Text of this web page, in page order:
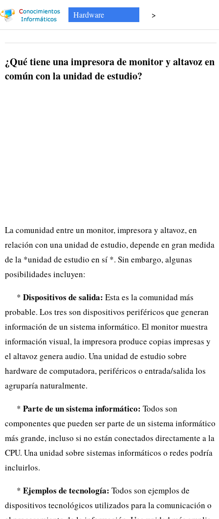
Hardware >
¿Qué tiene una impresora de monitor y altavoz en
común con la unidad de estudio?
La comunidad entre un monitor, impresora y altavoz, en
relación con una unidad de estudio, depende en gran medida
de la *unidad de estudio en sí *. Sin embargo, algunas
posibilidades incluyen:
* Dispositivos de salida: Esta es la comunidad más
probable. Los tres son dispositivos periféricos que generan
información de un sistema informático. El monitor muestra
información visual, la impresora produce copias impresas y
el altavoz genera audio. Una unidad de estudio sobre
hardware de computadora, periféricos o entrada/salida los
agruparía naturalmente.
* Parte de un sistema informático: Todos son
componentes que pueden ser parte de un sistema informático
más grande, incluso si no están conectados directamente a la
CPU. Una unidad sobre sistemas informáticos o redes podría
incluirlos.
* Ejemplos de tecnología: Todos son ejemplos de
dispositivos tecnológicos utilizados para la comunicación o